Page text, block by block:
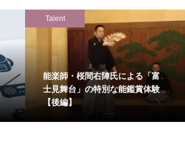
Talent
能楽師・桜間右陣氏による「富
士見舞台」の特別な能鑑賞体験
【後編】